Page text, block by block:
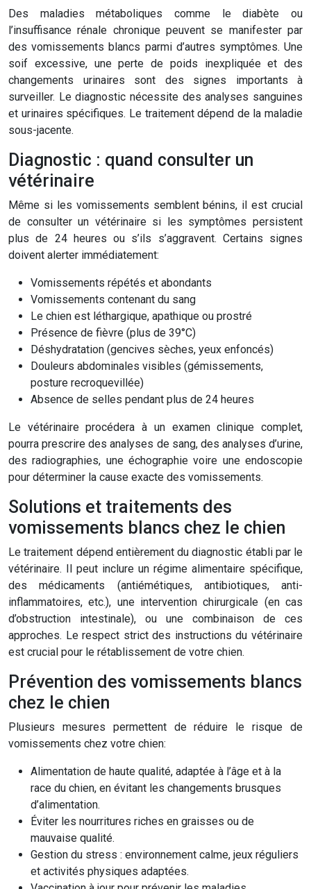
Des maladies métaboliques comme le diabète ou
l’insuffisance rénale chronique peuvent se manifester par
des vomissements blancs parmi d’autres symptômes. Une
soif excessive, une perte de poids inexpliquée et des
changements urinaires sont des signes importants à
surveiller. Le diagnostic nécessite des analyses sanguines
et urinaires spécifiques. Le traitement dépend de la maladie
sous-jacente.
Diagnostic : quand consulter un
vétérinaire
Même si les vomissements semblent bénins, il est crucial
de consulter un vétérinaire si les symptômes persistent
plus de 24 heures ou s’ils s’aggravent. Certains signes
doivent alerter immédiatement:
Vomissements répétés et abondants
Vomissements contenant du sang
Le chien est léthargique, apathique ou prostré
Présence de fièvre (plus de 39°C)
Déshydratation (gencives sèches, yeux enfoncés)
Douleurs abdominales visibles (gémissements,
posture recroquevillée)
Absence de selles pendant plus de 24 heures
Le vétérinaire procédera à un examen clinique complet,
pourra prescrire des analyses de sang, des analyses d’urine,
des radiographies, une échographie voire une endoscopie
pour déterminer la cause exacte des vomissements.
Solutions et traitements des
vomissements blancs chez le chien
Le traitement dépend entièrement du diagnostic établi par le
vétérinaire. Il peut inclure un régime alimentaire spécifique,
des médicaments (antiémétiques, antibiotiques, anti-
inflammatoires, etc.), une intervention chirurgicale (en cas
d’obstruction intestinale), ou une combinaison de ces
approches. Le respect strict des instructions du vétérinaire
est crucial pour le rétablissement de votre chien.
Prévention des vomissements blancs
chez le chien
Plusieurs mesures permettent de réduire le risque de
vomissements chez votre chien:
Alimentation de haute qualité, adaptée à l’âge et à la
race du chien, en évitant les changements brusques
d’alimentation.
Éviter les nourritures riches en graisses ou de
mauvaise qualité.
Gestion du stress : environnement calme, jeux réguliers
et activités physiques adaptées.